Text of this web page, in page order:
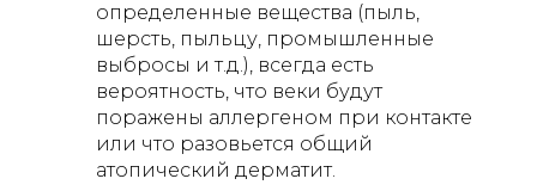
определенные вещества (пыль,
шерсть, пыльцу, промышленные
выбросы и т.д.), всегда есть
вероятность, что веки будут
поражены аллергеном при контакте
или что разовьется общий
атопический дерматит.